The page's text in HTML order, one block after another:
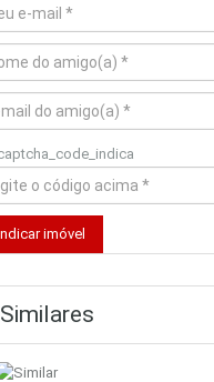
Similares